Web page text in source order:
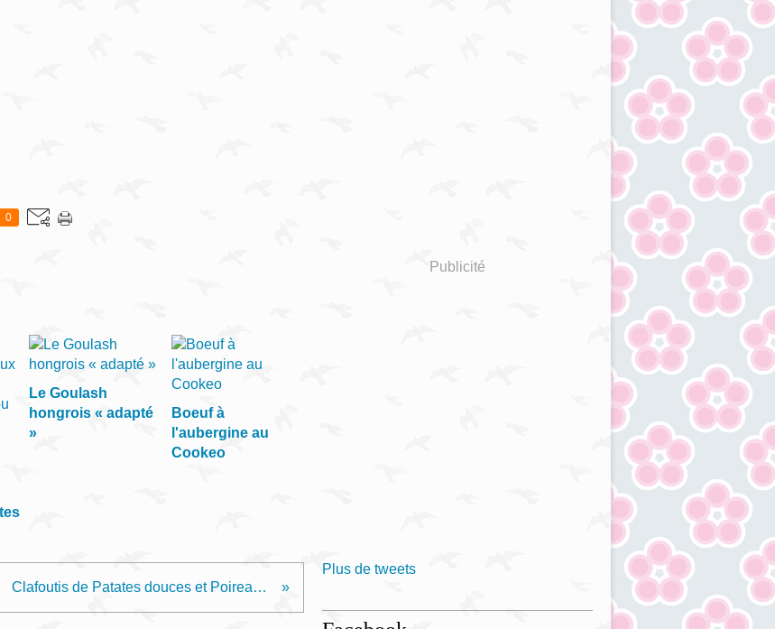
0
Le Goulash
hongrois « adapté
»
Boeuf à
l'aubergine au
Cookeo
Clafoutis de Patates douces et Poireaux à la Ricotta
Publicité
Plus de tweets